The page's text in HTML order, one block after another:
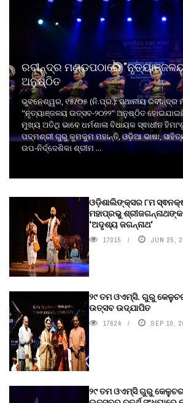
ରବୀନ୍ଦ୍ର ମଣ୍ଡପଠାରେ
ଅନୁଷ୍ଠିତ
ଭୁବନେଶ୍ୱର, ୧୫/୦୫ (ନି.ପ୍ର.): ସ୍ଥାନୀୟ ରବୀନ୍ଦ୍ର
"ନୃତ୍ୟାଞ୍ଜଳୟ ଉତ୍ସବ-୨୦୨୨" ଅନୁଷ୍ଠିତ
ମୁଖ୍ୟ ଅତିଥି ଭାବେ ଧର୍ମଶାଳା ବିଧାୟକ ସ୍ଵାଧୀନ
ପଦ୍ମଶ୍ରୀ ଗୁରୁ କୁମକୁମ ମହାନ୍ତି, ଓଡ଼ିଆ ଭାଷା,
ଉପ-ନିର୍ଦ୍ଦେଶିକା ଶ୍ରୀମ ...
ଓଡ଼ିଶାଲିଙ୍କ୍ସର ୮ମ
ମହାପ୍ରଭୁ
‘ଅଦୃଶ୍ୟ ଜଗନ୍ନାଥ‘
17015 JUN 25,
୨୯ ତମ ଓଏମ୍‌ସି. ଗୁରୁ
ଉତ୍ସବ ଉଦ୍‍ଯାପିତ
17624 SEP 10,
୨୯ ତମ ଓଏମ୍‌ସି ଗୁରୁ